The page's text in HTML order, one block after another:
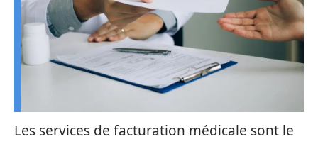
Les services de facturation médicale sont le